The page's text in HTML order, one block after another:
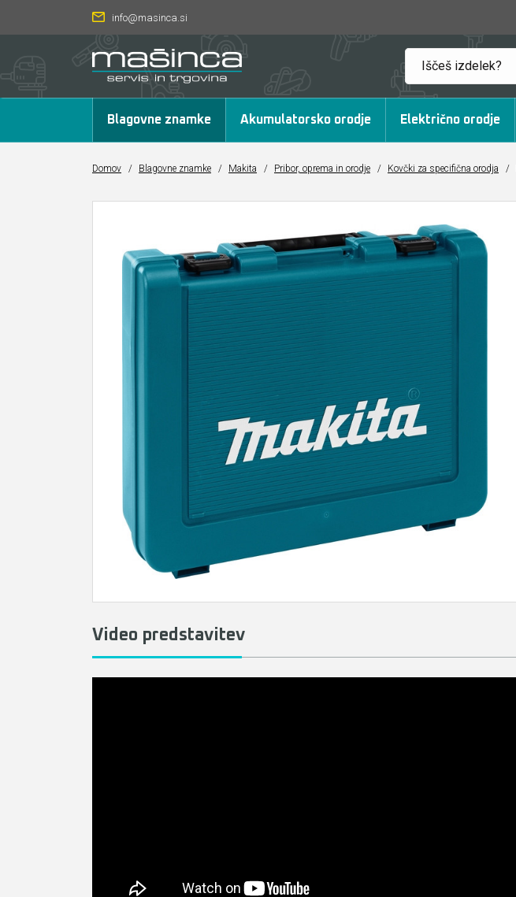
info@masinca.si
Blagovne znamke Akumulatorsko orodje Električno orodje
Domov / Blagovne znamke / Makita / Pribor, oprema in orodje / Kovčki za specifična orodja /
Video predstavitev